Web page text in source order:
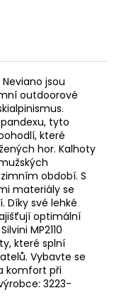
Neviano jsou
outdoorové
tyto
které
hor. Kalhoty
období. S
materiály se
Díky své lehké
optimální
MP2110
které splní
Vybavte se
komfort při
3223-